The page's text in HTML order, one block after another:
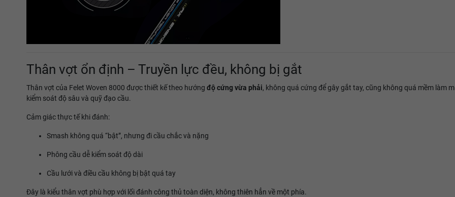
Thân vợt ổn định – Truyền lực đều, không bị gắt
Thân vợt của Felet Woven 8000 được thiết kế theo hướng độ cứng vừa phải, không quá cứng để gây gắt tay, cũng không quá mềm làm
kiểm soát độ sâu và quỹ đạo cầu.
Cảm giác thực tế khi đánh:
Smash không quá “bật”, nhưng đi cầu chắc và nặng
Phông cầu dễ kiểm soát độ dài
Cầu lưới và điều cầu không bị bật quá tay
Đây là kiểu thân vợt phù hợp với lối đánh công thủ toàn diện, không thiên hẳn về một phía.